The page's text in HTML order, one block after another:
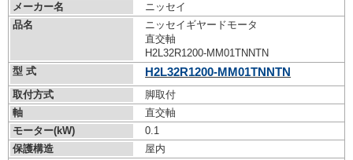
メーカー名
ニッセイ
品名
ニッセイギヤードモータ
直交軸
H2L32R1200-MM01TNNTN
型 式
H2L32R1200-MM01TNNTN
取付方式
脚取付
軸
直交軸
モーター(kW)
0.1
保護構造
屋内